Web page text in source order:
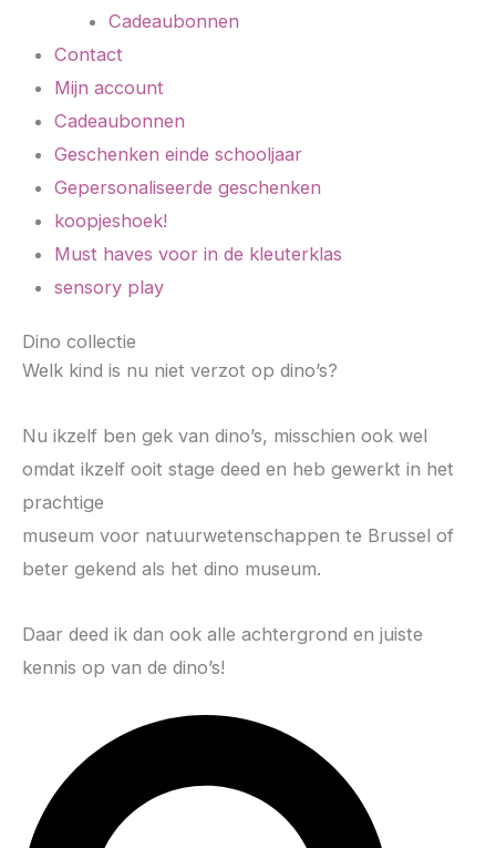
Cadeaubonnen
Contact
Mijn account
Cadeaubonnen
Geschenken einde schooljaar
Gepersonaliseerde geschenken
koopjeshoek!
Must haves voor in de kleuterklas
sensory play
Dino collectie
Welk kind is nu niet verzot op dino’s?
Nu ikzelf ben gek van dino’s, misschien ook wel
omdat ikzelf ooit stage deed en heb gewerkt in het
prachtige
museum voor natuurwetenschappen te Brussel of
beter gekend als het dino museum.
Daar deed ik dan ook alle achtergrond en juiste
kennis op van de dino’s!